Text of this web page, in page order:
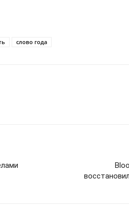
слово года